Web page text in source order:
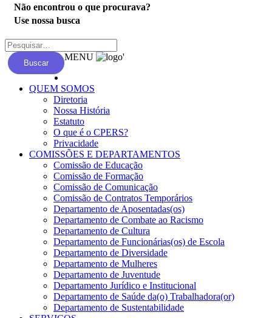
Não encontrou o que procurava?
Use nossa busca
Buscar
MENU '
QUEM SOMOS
Diretoria
Nossa História
Estatuto
O que é o CPERS?
Privacidade
COMISSÕES E DEPARTAMENTOS
Comissão de Educação
Comissão de Formação
Comissão de Comunicação
Comissão de Contratos Temporários
Departamento de Aposentadas(os)
Departamento de Combate ao Racismo
Departamento de Cultura
Departamento de Funcionárias(os) de Escola
Departamento de Diversidade
Departamento de Mulheres
Departamento de Juventude
Departamento Jurídico e Institucional
Departamento de Saúde da(o) Trabalhadora(or)
Departamento de Sustentabilidade